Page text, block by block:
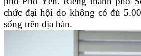
chức đại hội do không có đủ
sống trên địa bàn.